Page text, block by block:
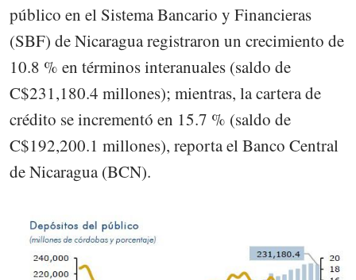
público en el Sistema Bancario y Financieras
(SBF) de Nicaragua registraron un crecimiento de
10.8 % en términos interanuales (saldo de
C$231,180.4 millones); mientras, la cartera de
crédito se incrementó en 15.7 % (saldo de
C$192,200.1 millones), reporta el Banco Central
de Nicaragua (BCN).